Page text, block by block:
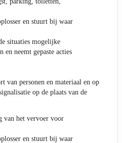
en stuurt bij waar
situaties mogelijke
en neemt gepaste acties
van personen en materiaal en op
op de plaats van de
van het vervoer voor
en stuurt bij waar